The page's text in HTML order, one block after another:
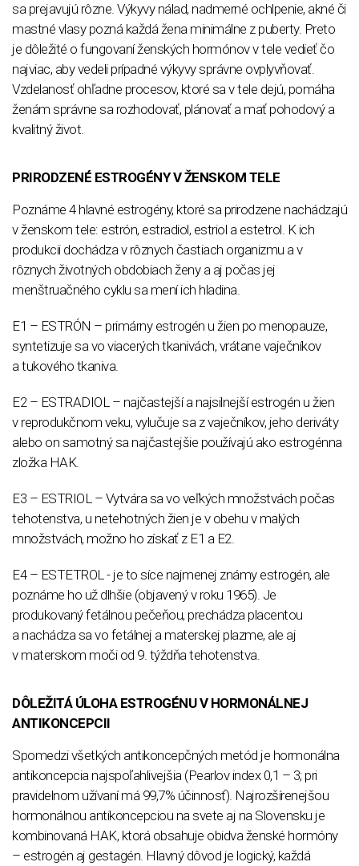
sa prejavujú rôzne. Výkyvy nálad, nadmerné ochlpenie, akné či
mastné vlasy pozná každá žena minimálne z puberty. Preto
je dôležité o fungovaní ženských hormónov v tele vedieť čo
najviac, aby vedeli prípadné výkyvy správne ovplyvňovať.
Vzdelanosť ohľadne procesov, ktoré sa v tele dejú, pomáha
ženám správne sa rozhodovať, plánovať a mať pohodový a
kvalitný život.
PRIRODZENÉ ESTROGÉNY V ŽENSKOM TELE
Poznáme 4 hlavné estrogény, ktoré sa prirodzene nachádzajú
v ženskom tele: estrón, estradiol, estriol a estetrol. K ich
produkcii dochádza v rôznych častiach organizmu a v
rôznych životných obdobiach ženy a aj počas jej
menštruačného cyklu sa mení ich hladina.
E1 – ESTRÓN – primárny estrogén u žien po menopauze,
syntetizuje sa vo viacerých tkanivách, vrátane vaječníkov
a tukového tkaniva.
E2 – ESTRADIOL – najčastejší a najsilnejší estrogén u žien
v reprodukčnom veku, vylučuje sa z vaječníkov, jeho deriváty
alebo on samotný sa najčastejšie používajú ako estrogénna
zložka HAK.
E3 – ESTRIOL – Vytvára sa vo veľkých množstvách počas
tehotenstva, u netehotných žien je v obehu v malých
množstvách, možno ho získať z E1 a E2.
E4 – ESTETROL - je to síce najmenej známy estrogén, ale
poznáme ho už dlhšie (objavený v roku 1965). Je
produkovaný fetálnou pečeňou, prechádza placentou
a nachádza sa vo fetálnej a materskej plazme, ale aj
v materskom moči od 9. týždňa tehotenstva.
DÔLEŽITÁ ÚLOHA ESTROGÉNU V HORMONÁLNEJ
ANTIKONCEPCII
Spomedzi všetkých antikoncepčných metód je hormonálna
antikoncepcia najspoľahlivejšia (Pearlov index 0,1 – 3; pri
pravidelnom užívaní má 99,7% účinnosť). Najrozšírenejšou
hormonálnou antikoncepciou na svete aj na Slovensku je
kombinovaná HAK, ktorá obsahuje obidva ženské hormóny
– estrogén aj gestagén. Hlavný dôvod je logický, každá